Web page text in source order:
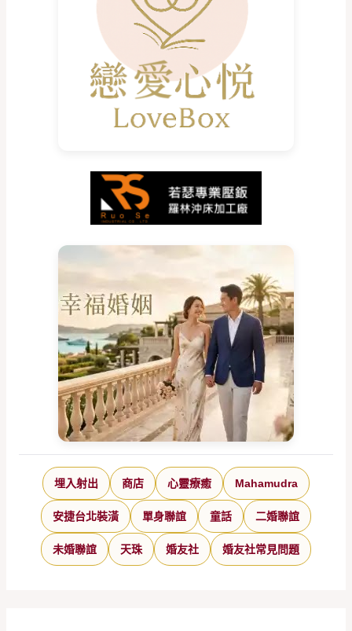
埋入射出 商店 心靈療癒 Mahamudra
安捷台北裝潢 單身聯誼 童話 二婚聯誼
未婚聯誼 天珠 婚友社 婚友社常見問題